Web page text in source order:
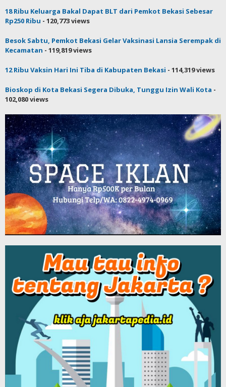
18 Ribu Keluarga Bakal Dapat BLT dari Pemkot Bekasi Sebesar
Rp250 Ribu - 120,773 views
Besok Sabtu, Pemkot Bekasi Gelar Vaksinasi Lansia Serempak di
Kecamatan - 119,819 views
12 Ribu Vaksin Hari Ini Tiba di Kabupaten Bekasi - 114,319 views
Bioskop di Kota Bekasi Segera Dibuka, Tunggu Izin Wali Kota -
102,080 views